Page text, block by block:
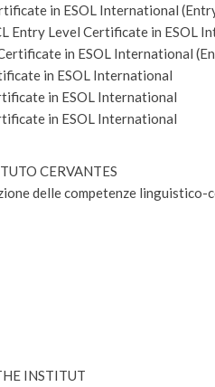
in ESOL International
Entry Level Certificate in ESOL
in ESOL International
in ESOL International
in ESOL International
in ESOL International
CERVANTES
delle competenze linguistico-
INSTITUT